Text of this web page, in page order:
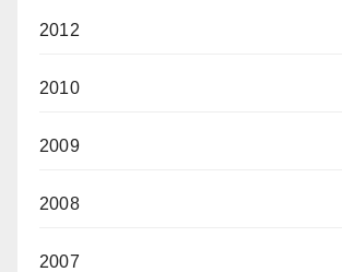
2012
2010
2009
2008
2007